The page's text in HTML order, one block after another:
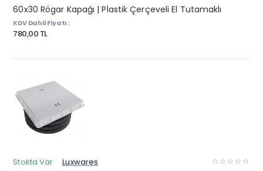
60x30 Rögar Kapağı | Plastik Çerçeveli El Tutamaklı
KDV Dahil Fiyatı :
780,00 TL
Stokta Var Luxwares